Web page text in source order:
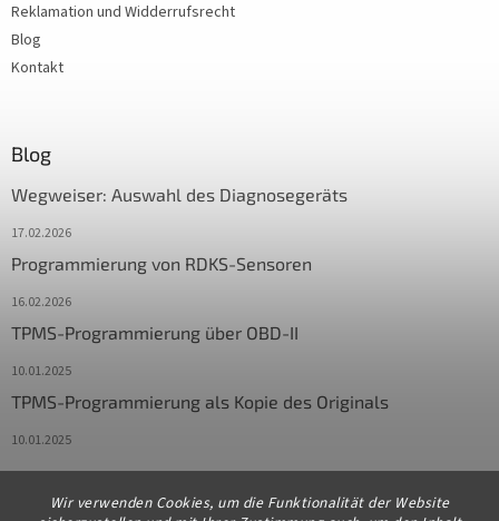
Wir verwenden Cookies, um die Funktionalität der Website
Reklamation und Widderrufsrecht
Blog
Kontakt
Blog
Wegweiser: Auswahl des Diagnosegeräts
17.02.2026
Programmierung von RDKS-Sensoren
16.02.2026
TPMS-Programmierung über OBD-II
10.01.2025
TPMS-Programmierung als Kopie des Originals
10.01.2025
Kontakt